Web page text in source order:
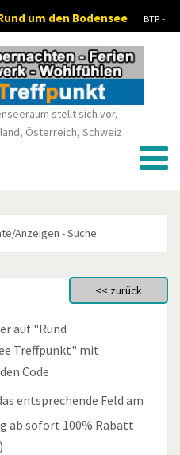
um den Bodensee
BTP -
stellt sich vor,
Österreich, Schweiz
Anzeigen - Suche
auf "Rund
Treffpunkt" mit
Code
entsprechende Feld am
ab sofort 100% Rabatt